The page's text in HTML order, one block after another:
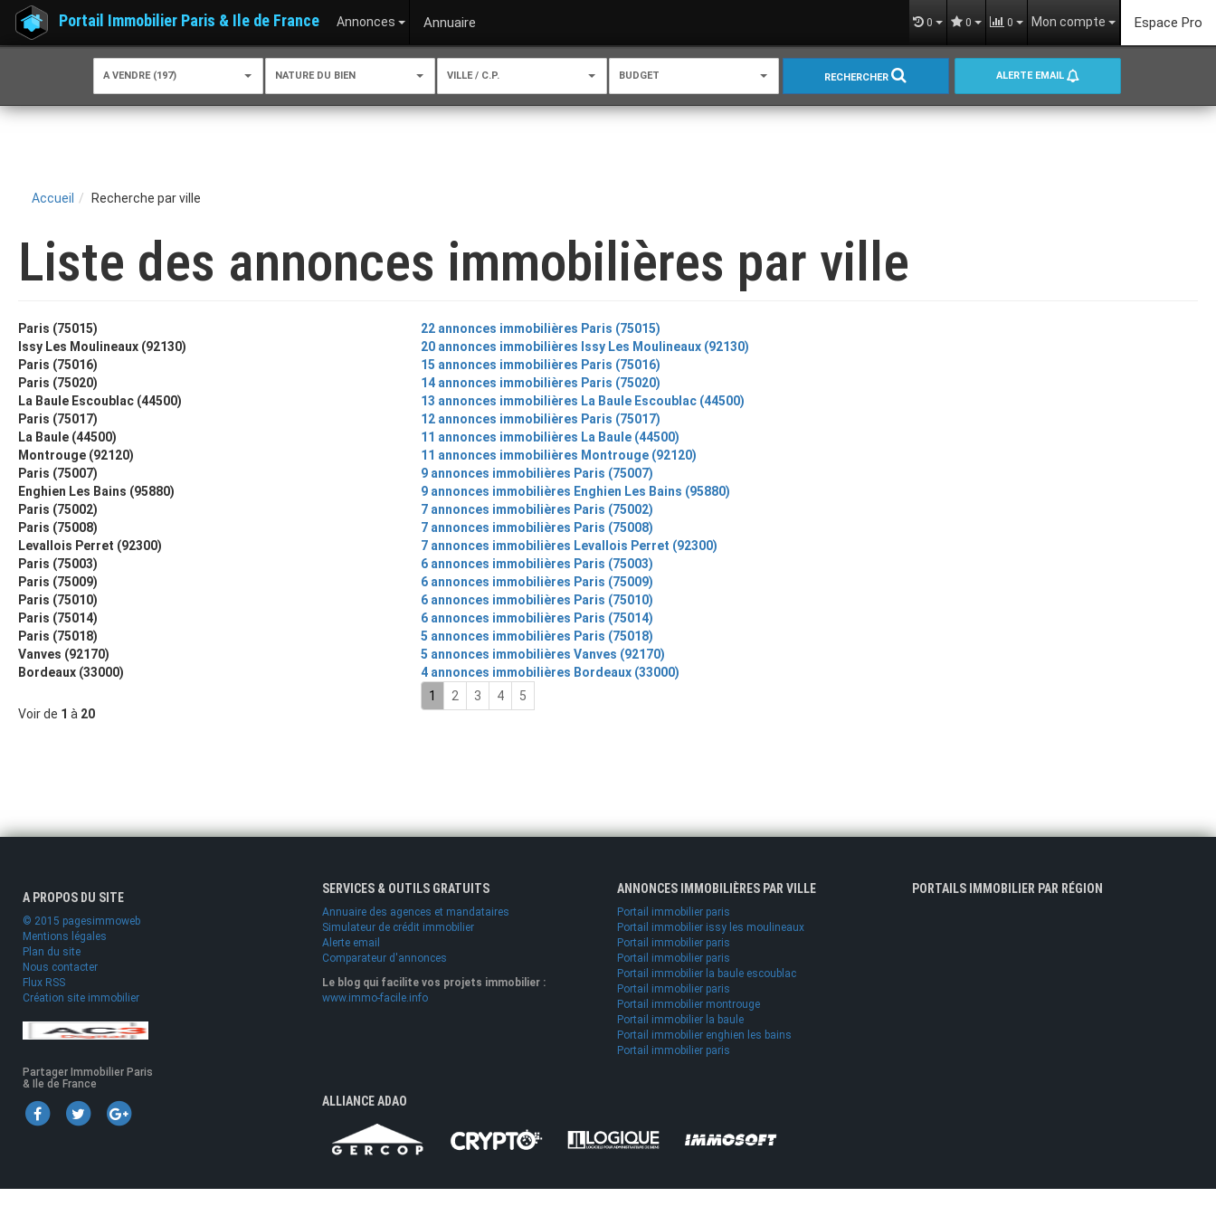
Portail Immobilier Paris & Ile de France Annonces Annuaire 0 0 0 Mon compte Espace Pro
A VENDRE (197) NATURE DU BIEN VILLE / C.P. BUDGET RECHERCHER ALERTE EMAIL
Accueil Recherche par ville
Liste des annonces immobilières par ville
Paris (75015)
22 annonces immobilières Paris (75015)
Issy Les Moulineaux (92130)
20 annonces immobilières Issy Les Moulineaux (92130)
Paris (75016)
15 annonces immobilières Paris (75016)
Paris (75020)
14 annonces immobilières Paris (75020)
La Baule Escoublac (44500)
13 annonces immobilières La Baule Escoublac (44500)
Paris (75017)
12 annonces immobilières Paris (75017)
La Baule (44500)
11 annonces immobilières La Baule (44500)
Montrouge (92120)
11 annonces immobilières Montrouge (92120)
Paris (75007)
9 annonces immobilières Paris (75007)
Enghien Les Bains (95880)
9 annonces immobilières Enghien Les Bains (95880)
Paris (75002)
7 annonces immobilières Paris (75002)
Paris (75008)
7 annonces immobilières Paris (75008)
Levallois Perret (92300)
7 annonces immobilières Levallois Perret (92300)
Paris (75003)
6 annonces immobilières Paris (75003)
Paris (75009)
6 annonces immobilières Paris (75009)
Paris (75010)
6 annonces immobilières Paris (75010)
Paris (75014)
6 annonces immobilières Paris (75014)
Paris (75018)
5 annonces immobilières Paris (75018)
Vanves (92170)
5 annonces immobilières Vanves (92170)
Bordeaux (33000)
4 annonces immobilières Bordeaux (33000)
Voir de 1 à 20
1 2 3 4 5
A PROPOS DU SITE
© 2015 pagesimmoweb
Mentions légales
Plan du site
Nous contacter
Flux RSS
Création site immobilier
Partager Immobilier Paris
& Ile de France
SERVICES & OUTILS GRATUITS
Annuaire des agences et mandataires
Simulateur de crédit immobilier
Alerte email
Comparateur d'annonces
Le blog qui facilite vos projets immobilier :
www.immo-facile.info
ANNONCES IMMOBILIÈRES PAR VILLE
Portail immobilier paris
Portail immobilier issy les moulineaux
Portail immobilier paris
Portail immobilier paris
Portail immobilier la baule escoublac
Portail immobilier paris
Portail immobilier montrouge
Portail immobilier la baule
Portail immobilier enghien les bains
Portail immobilier paris
ALLIANCE ADAO
PORTAILS IMMOBILIER PAR RÉGION